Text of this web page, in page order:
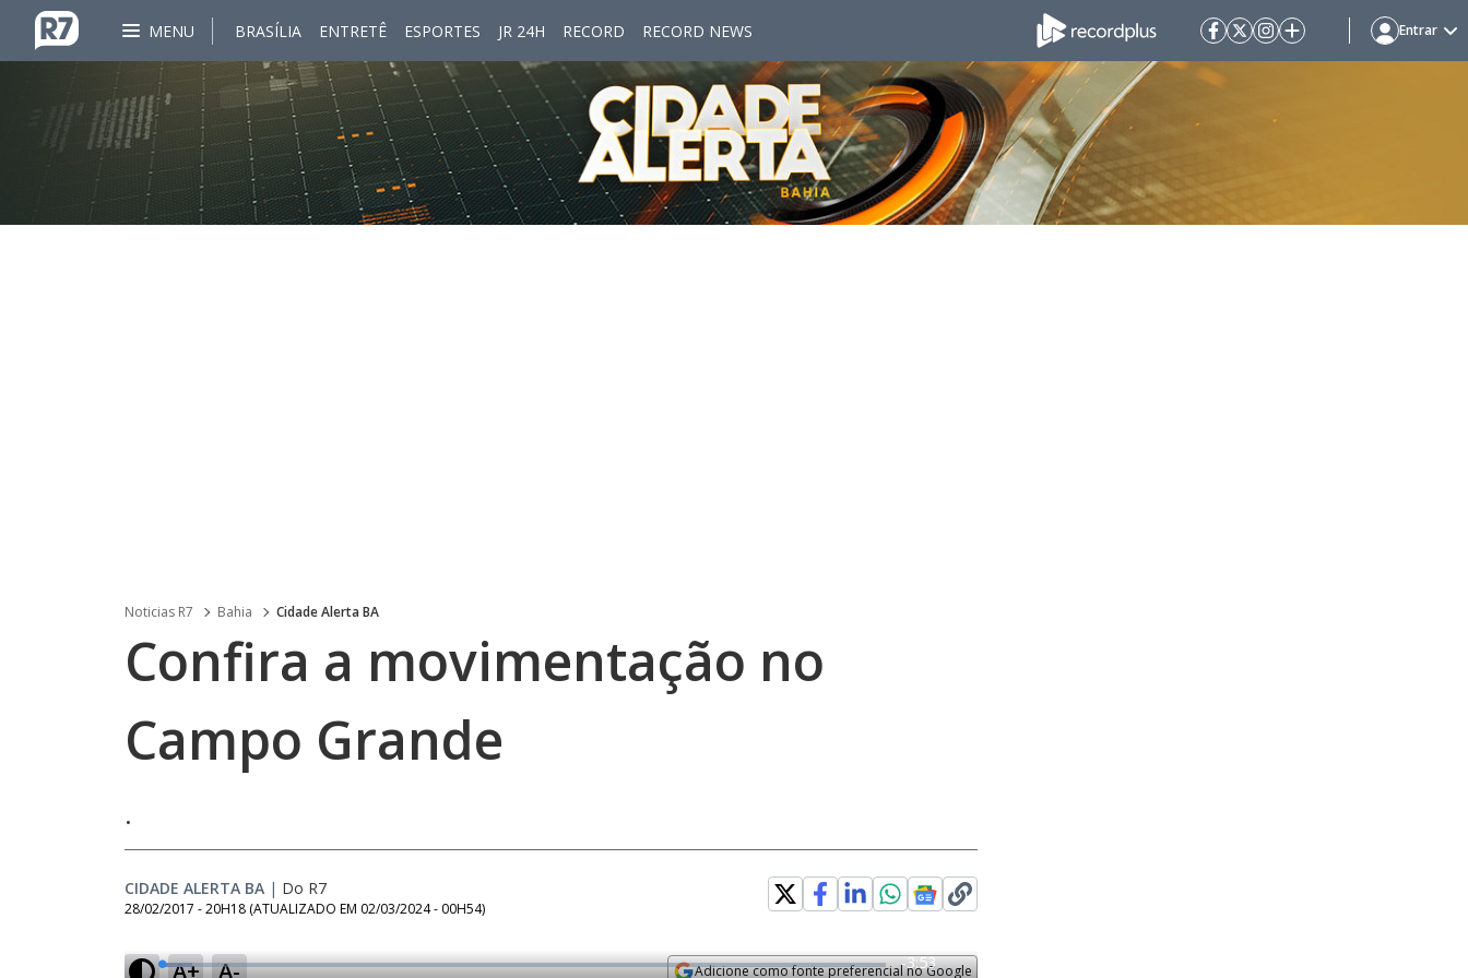
MENU BRASÍLIA ENTRETÊ ESPORTES JR 24H RECORD RECORD NEWS Entrar
Noticias R7 Bahia Cidade Alerta BA
Confira a movimentação no
Campo Grande
.
CIDADE ALERTA BA | Do R7
28/02/2017 - 20H18 (ATUALIZADO EM 02/03/2024 - 00H54)
A+ A- Adicione como fonte preferencial no Google
L
R
-3:53